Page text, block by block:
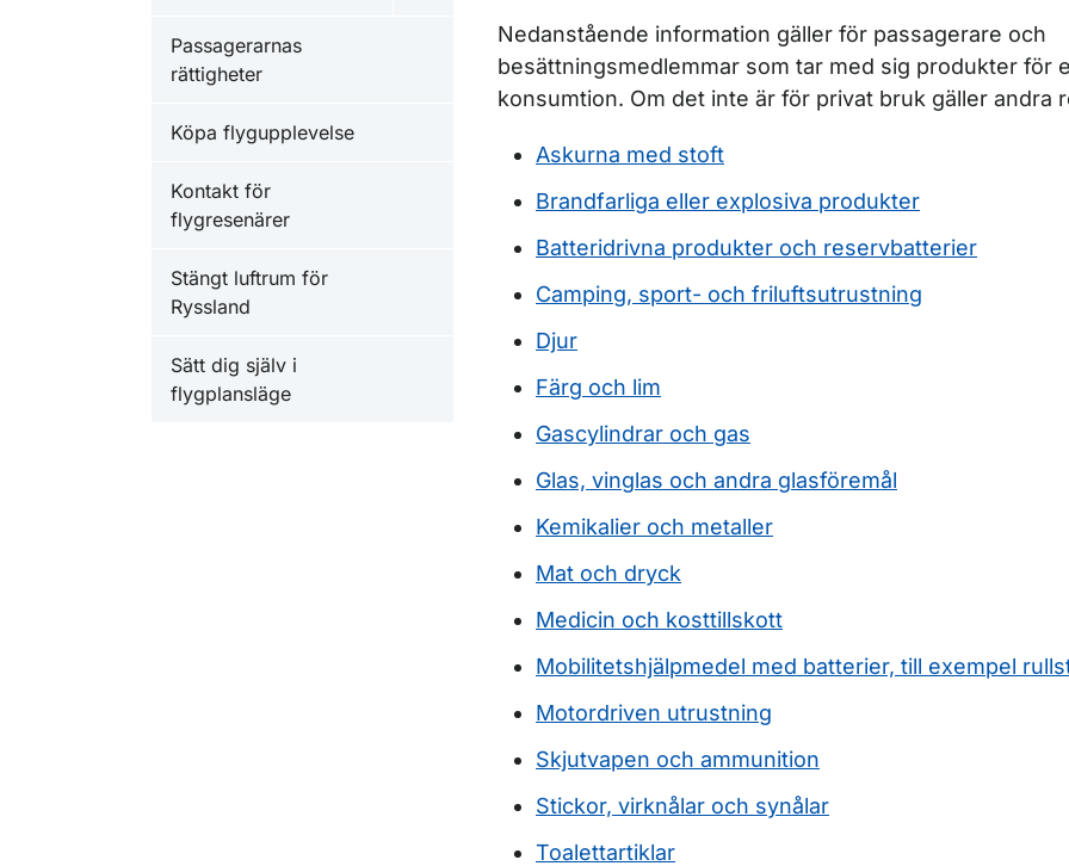
Passagerarnas
rättigheter
Köpa flygupplevelse
Kontakt för
flygresenärer
Stängt luftrum för
Ryssland
Sätt dig själv i
flygplansläge
Nedanstående information gäller för passagerare och
besättningsmedlemmar som tar med sig produkter för
konsumtion. Om det inte är för privat bruk gäller andra
Askurna med stoft
Brandfarliga eller explosiva produkter
Batteridrivna produkter och reservbatterier
Camping, sport- och friluftsutrustning
Djur
Färg och lim
Gascylindrar och gas
Glas, vinglas och andra glasföremål
Kemikalier och metaller
Mat och dryck
Medicin och kosttillskott
Mobilitetshjälpmedel med batterier, till exempel
Motordriven utrustning
Skjutvapen och ammunition
Stickor, virknålar och synålar
Toalettartiklar